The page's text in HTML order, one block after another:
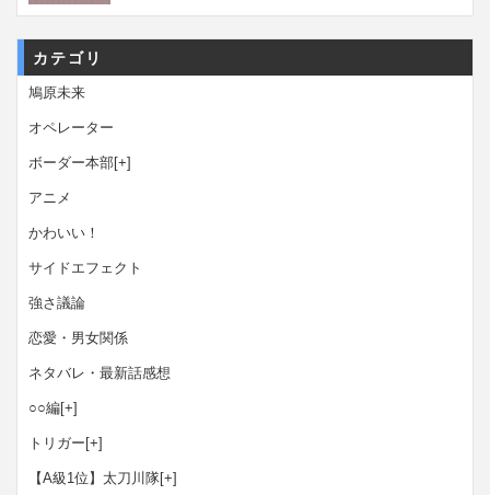
カテゴリ
鳩原未来
オペレーター
ボーダー本部[+]
アニメ
かわいい！
サイドエフェクト
強さ議論
恋愛・男女関係
ネタバレ・最新話感想
○○編[+]
トリガー [+]
【A級1位】太刀川隊[+]